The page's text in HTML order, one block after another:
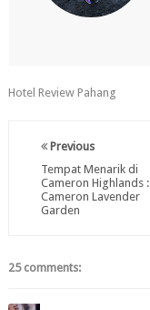
Hotel Review Pahang
Previous
Tempat Menarik di
Cameron Highlands :
Cameron Lavender
Garden
25 comments: